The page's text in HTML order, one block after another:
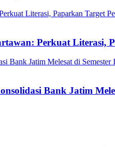
Perkuat Literasi,
Bank Jatim